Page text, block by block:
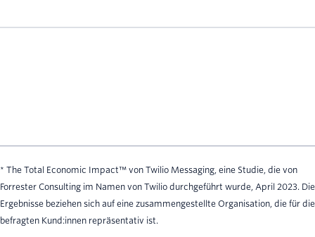
* The Total Economic Impact™ von Twilio Messaging, eine Studie, die von
Forrester Consulting im Namen von Twilio durchgeführt wurde, April 2023. Die
Ergebnisse beziehen sich auf eine zusammengestellte Organisation, die für die
befragten Kund:innen repräsentativ ist.